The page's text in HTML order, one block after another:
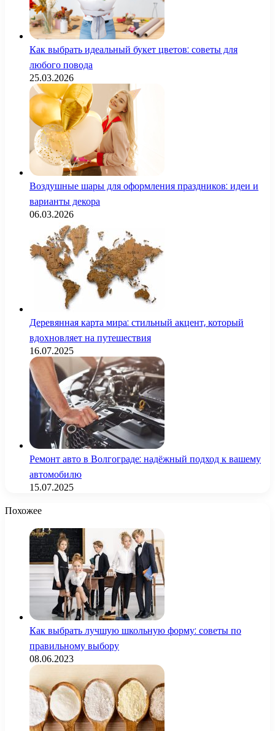
Как выбрать идеальный букет цветов: советы для
любого повода
25.03.2026
Воздушные шары для оформления праздников: идеи и
варианты декора
06.03.2026
Деревянная карта мира: стильный акцент, который
вдохновляет на путешествия
16.07.2025
Ремонт авто в Волгограде: надёжный подход к вашему
автомобилю
15.07.2025
Похожее
Как выбрать лучшую школьную форму: советы по
правильному выбору
08.06.2023